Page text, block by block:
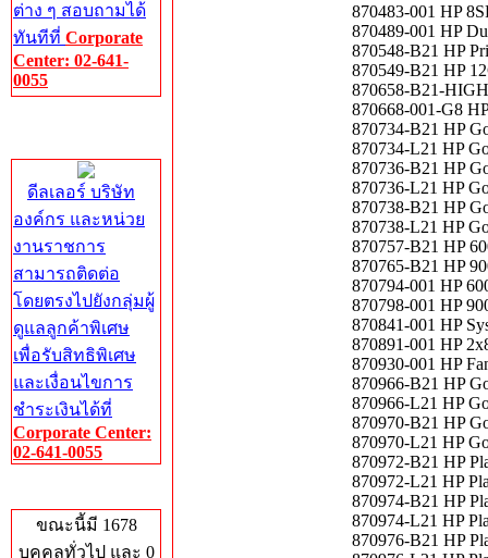
ต่าง ๆ สอบถามได้
ทันทีที่ Corporate
Center: 02-641-
0055
ดีลเลอร์ บริษัท
องค์กร และหน่วย
งานราชการ
สามารถติดต่อ
โดยตรงไปยังกลุ่มผู้
ดูแลลูกค้าพิเศษ
เพื่อรับสิทธิพิเศษ
และเงื่อนไขการ
ชำระเงินได้ที่
Corporate Center:
02-641-0055
ขณะนี้มี 1678
บุคคลทั่วไป และ 0
870483-001 HP
870489-001 HP
870548-B21 HP
870549-B21 HP
870658-B21-
870668-001-G8
870734-B21 HP
870734-L21 HP
870736-B21 HP
870736-L21 HP
870738-B21 HP
870738-L21 HP
870757-B21 HP
870765-B21 HP
870794-001 HP
870798-001 HP
870841-001 HP
870891-001 HP
870930-001 HP
870966-B21 HP
870966-L21 HP
870970-B21 HP
870970-L21 HP
870972-B21 HP
870972-L21 HP
870974-B21 HP
870974-L21 HP
870976-B21 HP